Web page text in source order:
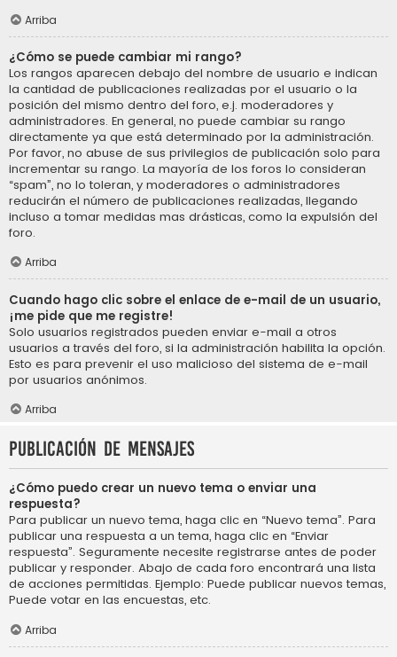
Arriba
¿Cómo se puede cambiar mi rango?
Los rangos aparecen debajo del nombre de usuario e indican
la cantidad de publicaciones realizadas por el usuario o la
posición del mismo dentro del foro, e.j. moderadores y
administradores. En general, no puede cambiar su rango
directamente ya que está determinado por la administración.
Por favor, no abuse de sus privilegios de publicación solo para
incrementar su rango. La mayoría de los foros lo consideran
“spam”, no lo toleran, y moderadores o administradores
reducirán el número de publicaciones realizadas, llegando
incluso a tomar medidas mas drásticas, como la expulsión del
foro.
Arriba
Cuando hago clic sobre el enlace de e-mail de un usuario,
¡me pide que me registre!
Solo usuarios registrados pueden enviar e-mail a otros
usuarios a través del foro, si la administración habilita la opción.
Esto es para prevenir el uso malicioso del sistema de e-mail
por usuarios anónimos.
Arriba
Publicación de mensajes
¿Cómo puedo crear un nuevo tema o enviar una
respuesta?
Para publicar un nuevo tema, haga clic en “Nuevo tema”. Para
publicar una respuesta a un tema, haga clic en “Enviar
respuesta”. Seguramente necesite registrarse antes de poder
publicar y responder. Abajo de cada foro encontrará una lista
de acciones permitidas. Ejemplo: Puede publicar nuevos temas,
Puede votar en las encuestas, etc.
Arriba